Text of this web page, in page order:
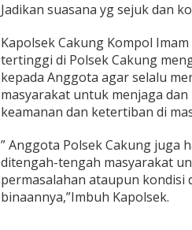
u
h
a
n
C
l
u
t
e
r
C
Y
Jadikan suasana yg sejuk dan
Kapolsek Cakung Kompol
tertinggi di Polsek Cakung
kepada Anggota agar selalu
masyarakat untuk menjaga
keamanan dan ketertiban di
” Anggota Polsek Cakung juga
ditengah-tengah masyarakat
permasalahan ataupun kondisi
binaannya,”Imbuh Kapolsek.